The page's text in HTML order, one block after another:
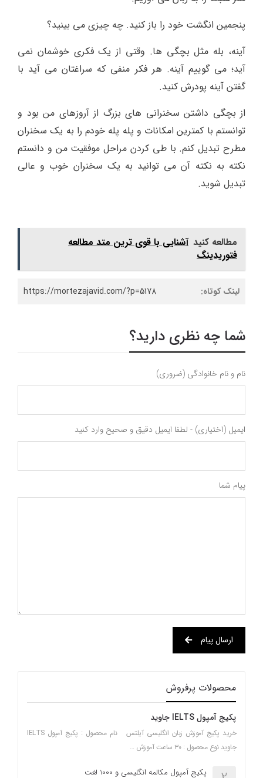
پنجمین انگشت خود را باز کنید. چه چیزی می بینید؟
آینه، بله مثل بچگی ها. وقتی از یک فکری خوشمان نمی
آید؛ می گوییم آینه. هر فکر منفی که سراغتان می آید با
گفتن آینه پودرش کنید.
از بچگی داشتن سخنرانی های بزرگ از آروزهای من بود و
توانستم با کمترین امکانات و پله پله خودم را به یک سخنران
مطرح تبدیل کنم. با طی کردن مراحل موفقیت من و دانستم
نکته به نکته آن می توانید به یک سخنران خوب و عالی
تبدیل شوید.
مطالعه کنید آشنایی با قوی ترین متد مطالعه
فتوریدینگ
لینک کوتاه: https://mortezajavid.com/?p=5178
شما چه نظری دارید؟
نام و نام خانوادگی (ضروری)
ایمیل (اختیاری) - لطفا ایمیل دقیق و صحیح وارد کنید
پیام شما
ارسال پیام
محصولات پرفروش
پکیج آمپول IELTS جاوید
خرید پکیج آموزش زبان انگلیسی آیلتس نام محصول : پکیج آمپول IELTS
جاوید نوع محصول : ۳۰ ساعت آموزش …
پکیج آمپول مکالمه انگلیسی و 1000 لغت